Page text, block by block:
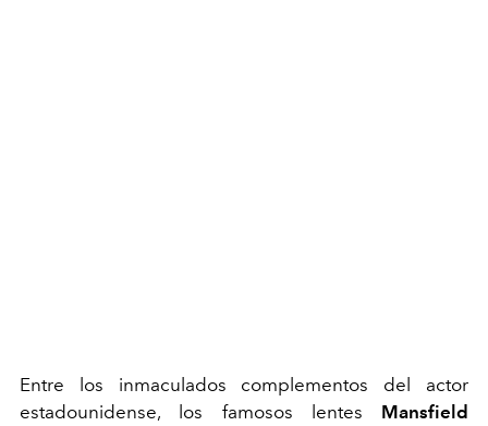
Entre los inmaculados complementos del actor
estadounidense, los famosos lentes Mansfield